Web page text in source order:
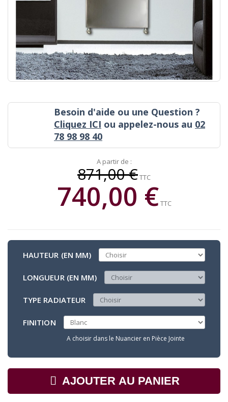
Besoin d'aide ou une Question ?
Cliquez ICI ou appelez-nous au 02
78 98 98 40
A partir de :
871,00 €TTC
740,00 €TTC
HAUTEUR (EN MM)
LONGUEUR (EN MM)
TYPE RADIATEUR
FINITION
A choisir dans le Nuancier en Pièce Jointe
AJOUTER AU PANIER